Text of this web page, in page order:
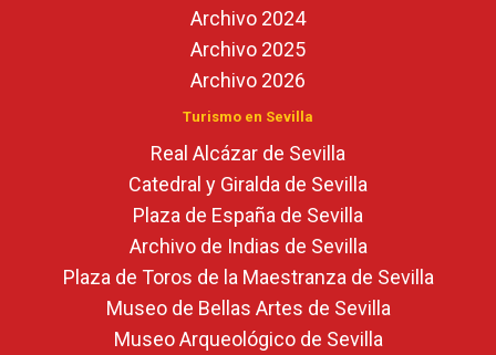
Archivo 2024
Archivo 2025
Archivo 2026
Turismo en Sevilla
Real Alcázar de Sevilla
Catedral y Giralda de Sevilla
Plaza de España de Sevilla
Archivo de Indias de Sevilla
Plaza de Toros de la Maestranza de Sevilla
Museo de Bellas Artes de Sevilla
Museo Arqueológico de Sevilla